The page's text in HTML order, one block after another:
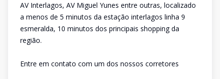
AV Interlagos, AV Miguel Yunes entre outras, localizado
a menos de 5 minutos da estação interlagos linha 9
esmeralda, 10 minutos dos principais shopping da
região.
Entre em contato com um dos nossos corretores